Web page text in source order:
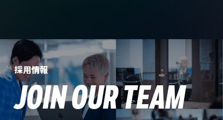
採用情報
JOIN OUR TEAM